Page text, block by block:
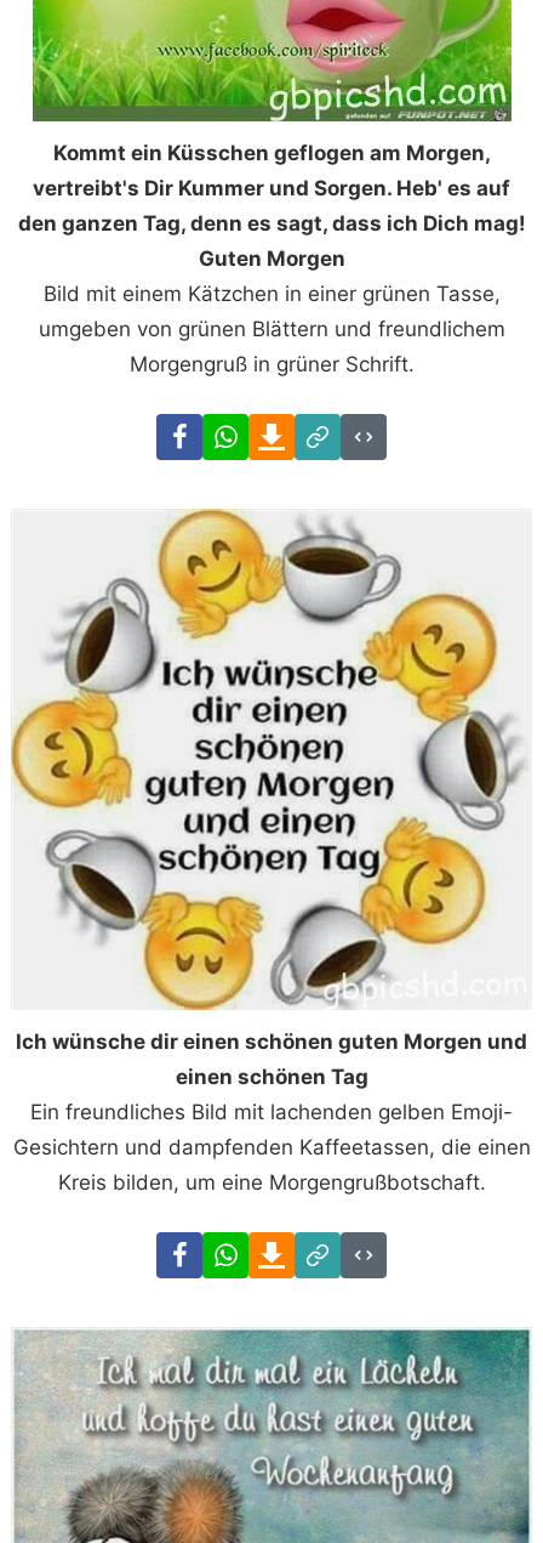
Kommt ein Küsschen geflogen am Morgen,
vertreibt's Dir Kummer und Sorgen. Heb' es auf
den ganzen Tag, denn es sagt, dass ich Dich mag!
Guten Morgen
Bild mit einem Kätzchen in einer grünen Tasse,
umgeben von grünen Blättern und freundlichem
Morgengruß in grüner Schrift.
FacebookWhatsAppDownload
Link
Code
Ich wünsche dir einen schönen guten Morgen und
einen schönen Tag
Ein freundliches Bild mit lachenden gelben Emoji-
Gesichtern und dampfenden Kaffeetassen, die einen
Kreis bilden, um eine Morgengrußbotschaft.
FacebookWhatsAppDownload
Link
Code